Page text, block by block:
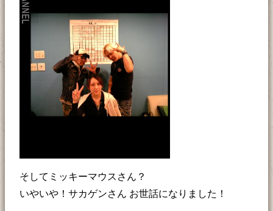
そしてミッキーマウスさん？
いやいや！サカゲンさん お世話になりました！